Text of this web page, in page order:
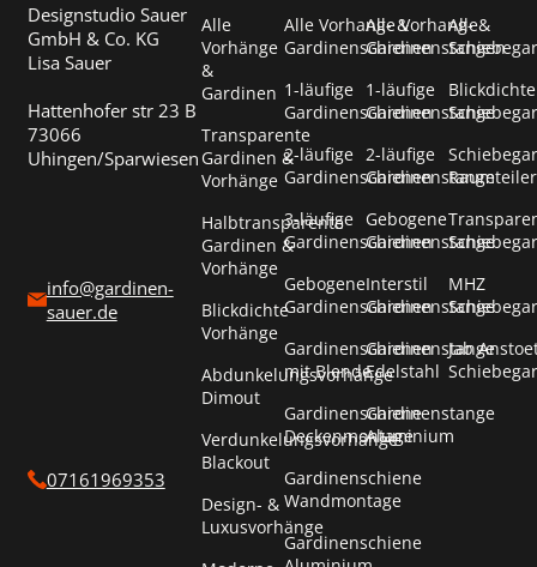
Designstudio Sauer
GmbH & Co. KG
Lisa Sauer
Hattenhofer str 23 B
73066
Uhingen/Sparwiesen
info@gardinen-
sauer.de
07161969353
Alle
Vorhänge
&
Gardinen
Transparente
Gardinen &
Vorhänge
Halbtransparente
Gardinen &
Vorhänge
Blickdichte
Vorhänge
Abdunkelungsvorhänge
Dimout
Verdunkelungsvorhänge
Blackout
Design- &
Luxusvorhänge
Alle Vorhang- &
Gardinenschienen
1-läufige
Gardinenschienen
2-läufige
Gardinenschienen
3-läufige
Gardinenschienen
Gebogene
Gardinenschienen
Gardinenschienen
mit Blende
Gardinenschiene
Deckenmontage
Gardinenschiene
Wandmontage
Gardinenschiene
Alle Vorhang- &
Gardinenstangen
1-läufige
Gardinenstange
2-läufige
Gardinenstange
Gebogene
Gardinenstange
Interstil
Gardinenstange
Gardinenstange
Edelstahl
Gardinenstange
Aluminium
Alle
Blickdichte
Raumteiler
MHZ
Jab